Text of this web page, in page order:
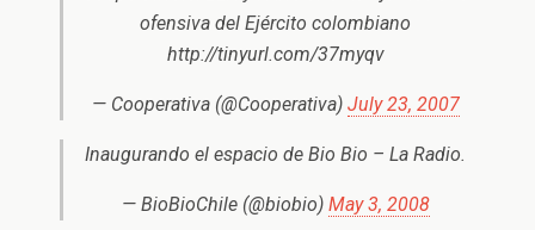
ofensiva del Ejército colombiano
http://tinyurl.com/37myqv
— Cooperativa (@Cooperativa) July 23, 2007
Inaugurando el espacio de Bio Bio – La Radio.
— BioBioChile (@biobio) May 3, 2008